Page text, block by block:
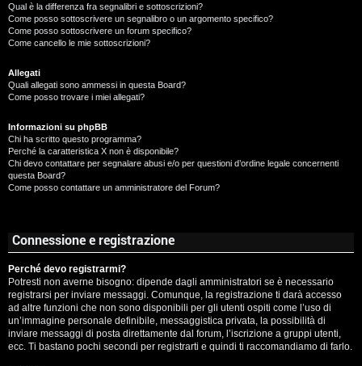
Qual è la differenza fra segnalibri e sottoscrizioni?
Come posso sottoscrivere un segnalibro o un argomento specifico?
Come posso sottoscrivere un forum specifico?
Come cancello le mie sottoscrizioni?
Allegati
Quali allegati sono ammessi in questa Board?
Come posso trovare i miei allegati?
Informazioni su phpBB
Chi ha scritto questo programma?
Perché la caratteristica X non è disponibile?
Chi devo contattare per segnalare abusi e/o per questioni d’ordine legale concernenti
questa Board?
Come posso contattare un amministratore del Forum?
Connessione e registrazione
Perché devo registrarmi?
Potresti non averne bisogno: dipende dagli amministratori se è necessario
registrarsi per inviare messaggi. Comunque, la registrazione ti darà accesso
ad altre funzioni che non sono disponibili per gli utenti ospiti come l’uso di
un’immagine personale definibile, messaggistica privata, la possibilità di
inviare messaggi di posta direttamente dal forum, l’iscrizione a gruppi utenti,
ecc. Ti bastano pochi secondi per registrarti e quindi ti raccomandiamo di farlo.